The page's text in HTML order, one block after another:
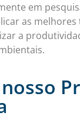
em
as
a